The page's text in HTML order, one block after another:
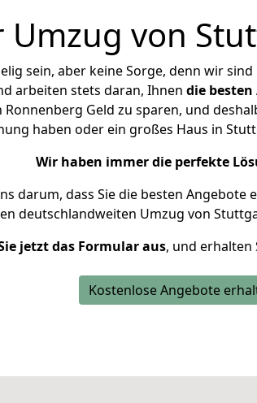
von
sein, aber keine Sorge, denn wir sind
arbeiten stets daran, Ihnen die besten
Geld zu sparen, und
haben oder ein großes Haus in
Wir haben immer die perfekte
darum, dass Sie die besten Angebote
deutschlandweiten Umzug von
jetzt das Formular aus, und erhalten
Kostenlose Angebote